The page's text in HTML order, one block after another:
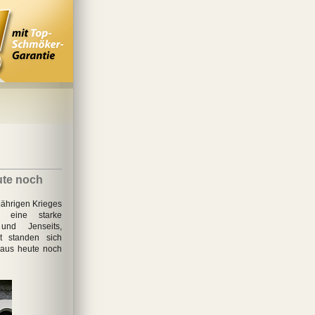
noch
Krieges
eine starke
Jenseits,
standen sich
heute noch